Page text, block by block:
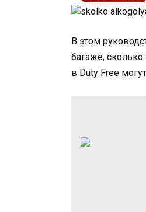
В этом
багаже,
в Duty Free